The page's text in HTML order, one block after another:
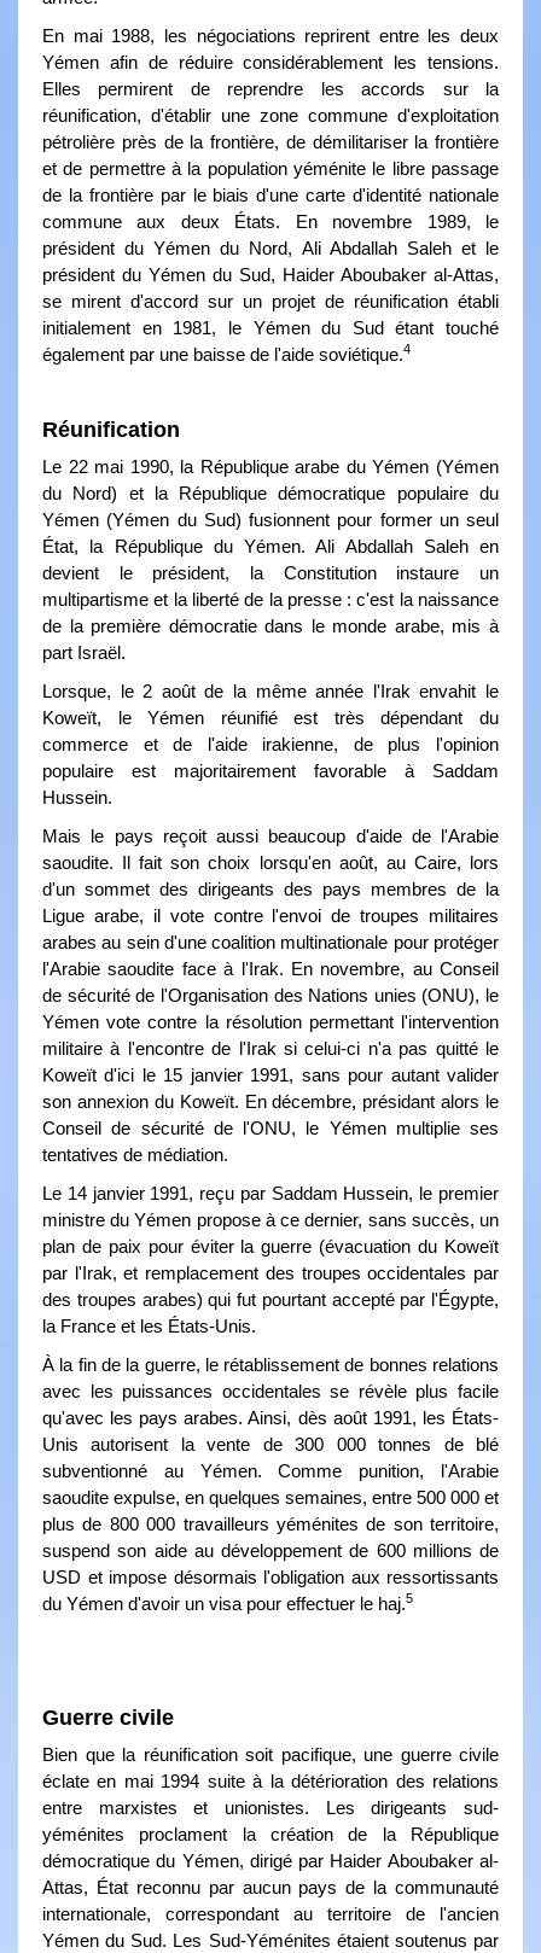
En mai 1988, les négociations reprirent entre les deux
Yémen afin de réduire considérablement les tensions.
Elles permirent de reprendre les accords sur la
réunification, d'établir une zone commune d'exploitation
pétrolière près de la frontière, de démilitariser la frontière
et de permettre à la population yéménite le libre passage
de la frontière par le biais d'une carte d'identité nationale
commune aux deux États. En novembre 1989, le
président du Yémen du Nord, Ali Abdallah Saleh et le
président du Yémen du Sud, Haider Aboubaker al-Attas,
se mirent d'accord sur un projet de réunification établi
initialement en 1981, le Yémen du Sud étant touché
également par une baisse de l'aide soviétique.4
Réunification
Le 22 mai 1990, la République arabe du Yémen (Yémen
du Nord) et la République démocratique populaire du
Yémen (Yémen du Sud) fusionnent pour former un seul
État, la République du Yémen. Ali Abdallah Saleh en
devient le président, la Constitution instaure un
multipartisme et la liberté de la presse : c'est la naissance
de la première démocratie dans le monde arabe, mis à
part Israël.
Lorsque, le 2 août de la même année l'Irak envahit le
Koweït, le Yémen réunifié est très dépendant du
commerce et de l'aide irakienne, de plus l'opinion
populaire est majoritairement favorable à Saddam
Hussein.
Mais le pays reçoit aussi beaucoup d'aide de l'Arabie
saoudite. Il fait son choix lorsqu'en août, au Caire, lors
d'un sommet des dirigeants des pays membres de la
Ligue arabe, il vote contre l'envoi de troupes militaires
arabes au sein d'une coalition multinationale pour protéger
l'Arabie saoudite face à l'Irak. En novembre, au Conseil
de sécurité de l'Organisation des Nations unies (ONU), le
Yémen vote contre la résolution permettant l'intervention
militaire à l'encontre de l'Irak si celui-ci n'a pas quitté le
Koweït d'ici le 15 janvier 1991, sans pour autant valider
son annexion du Koweït. En décembre, présidant alors le
Conseil de sécurité de l'ONU, le Yémen multiplie ses
tentatives de médiation.
Le 14 janvier 1991, reçu par Saddam Hussein, le premier
ministre du Yémen propose à ce dernier, sans succès, un
plan de paix pour éviter la guerre (évacuation du Koweït
par l'Irak, et remplacement des troupes occidentales par
des troupes arabes) qui fut pourtant accepté par l'Égypte,
la France et les États-Unis.
À la fin de la guerre, le rétablissement de bonnes relations
avec les puissances occidentales se révèle plus facile
qu'avec les pays arabes. Ainsi, dès août 1991, les États-
Unis autorisent la vente de 300 000 tonnes de blé
subventionné au Yémen. Comme punition, l'Arabie
saoudite expulse, en quelques semaines, entre 500 000 et
plus de 800 000 travailleurs yéménites de son territoire,
suspend son aide au développement de 600 millions de
USD et impose désormais l'obligation aux ressortissants
du Yémen d'avoir un visa pour effectuer le haj.5
Guerre civile
Bien que la réunification soit pacifique, une guerre civile
éclate en mai 1994 suite à la détérioration des relations
entre marxistes et unionistes. Les dirigeants sud-
yéménites proclament la création de la République
démocratique du Yémen, dirigé par Haider Aboubaker al-
Attas, État reconnu par aucun pays de la communauté
internationale, correspondant au territoire de l'ancien
Yémen du Sud. Les Sud-Yéménites étaient soutenus par